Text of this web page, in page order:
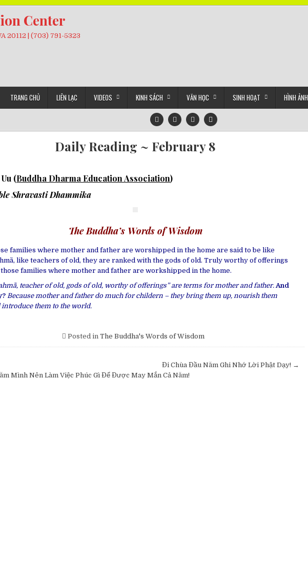
Center
20112 | (703) 791-5323
TRANG CHỦ LIÊN LẠC VIDEOS KINH SÁCH VĂN HỌC SINH HOẠT HÌNH ẢNH
Daily Reading ~ February 8
(Buddha Dharma Education Association)
Shravasti Dhammika
The Buddha’s Words of Wisdom
families where mother and father are worshipped in the home are said to be like
like teachers of old, they are ranked with the gods of old. Truly worthy of offerings
families where mother and father are workshipped in the home.
teacher of old, gods of old, worthy of offerings” are terms for mother and father. And
Because mother and father do much for childern – they bring them up, nourish them
introduce them to the world.
Posted in The Buddha's Words of Wisdom
Đi Chùa Đầu Năm Ghi Nhớ Lời Phật Dạy! →
Mình Nên Làm Việc Phúc Gì Để Được May Mắn Cả Năm!